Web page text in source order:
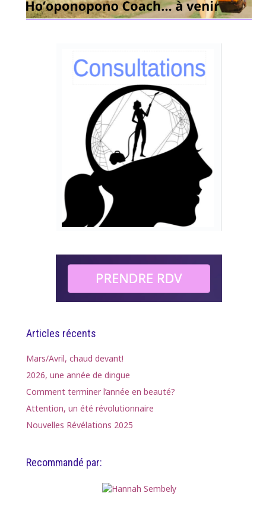
Articles récents
Mars/Avril, chaud devant!
2026, une année de dingue
Comment terminer l’année en beauté?
Attention, un été révolutionnaire
Nouvelles Révélations 2025
Recommandé par: